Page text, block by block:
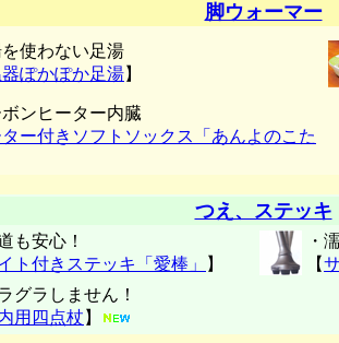
脚ウォーマー
を使わない足湯
ぽかぽか足湯】
ボンヒーター内臓
ター付きソフトソックス「あんよのこた
つえ、ステッキ
も安心！
ト付きステッキ「愛棒」 】
・
【
グラしません！
用四点杖 】